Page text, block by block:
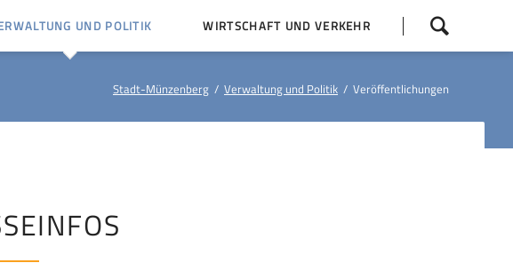
überspringen
UND POLITIK
Gremien
WIRTSCHAFT UND VERKEHR
Stadt-Münzenberg Verwaltung und Politik Veröffentlichungen